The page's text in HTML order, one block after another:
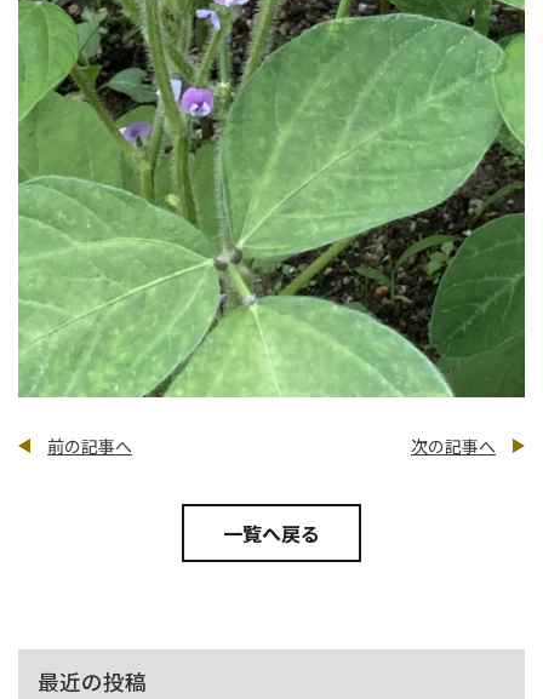
前の記事へ 次の記事へ
一覧へ戻る
最近の投稿